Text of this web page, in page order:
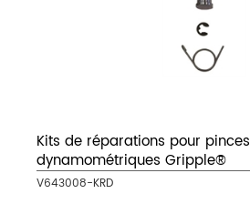
Kits de réparations pour pinces
dynamométriques Gripple®
V643008-KRD